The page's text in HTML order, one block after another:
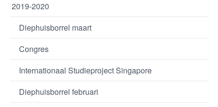
2019-2020
Diephuisborrel maart
Congres
Internationaal Studieproject Singapore
Diephuisborrel februari